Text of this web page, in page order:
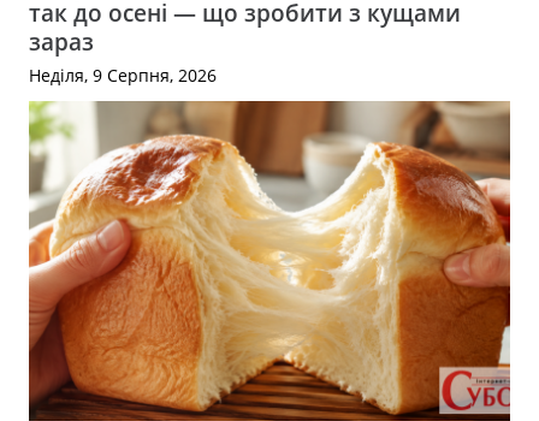
так до осені — що зробити з кущами
зараз
Неділя, 9 Серпня, 2026